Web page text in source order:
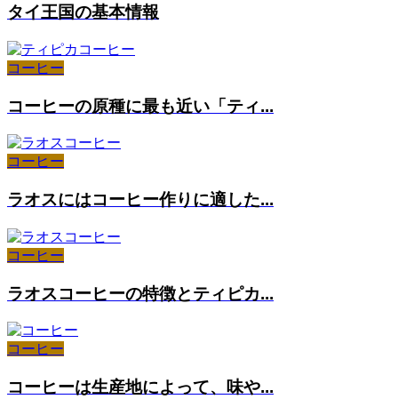
タイ王国の基本情報
コーヒー
コーヒーの原種に最も近い「ティ...
コーヒー
ラオスにはコーヒー作りに適した...
コーヒー
ラオスコーヒーの特徴とティピカ...
コーヒー
コーヒーは生産地によって、味や...